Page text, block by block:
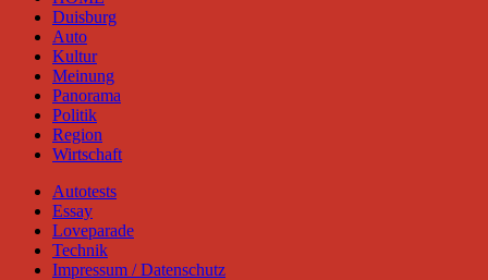
Duisburg
Auto
Kultur
Meinung
Panorama
Politik
Region
Wirtschaft
Autotests
Essay
Loveparade
Technik
Impressum / Datenschutz